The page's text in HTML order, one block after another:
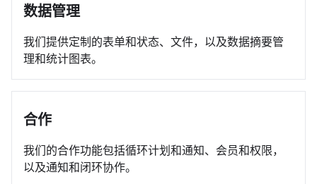
数据管理
我们提供定制的表单和状态、文件，以及数据摘要管
理和统计图表。
合作
我们的合作功能包括循环计划和通知、会员和权限，
以及通知和闭环协作。